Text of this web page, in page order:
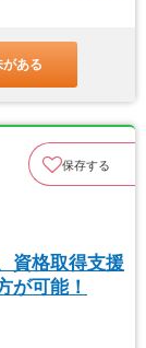
ある
保存する
資格取得支援
が可能！